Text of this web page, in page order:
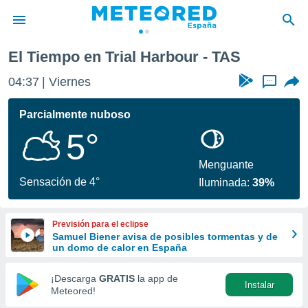
de
por
se
calidad.
a este
las
y
forma
digital
basada
El Tiempo en Trial Harbour - TAS
04:37 Viernes ...
Parcialmente nuboso
5°
Sensación de 4°
Menguante
Iluminada:39%
Previsión para el eclipse
Samuel Biener avisa de posibles tormentas y de
un domo de calor en España
¡Descarga GRATIS la app de
Meteored!
Instalar